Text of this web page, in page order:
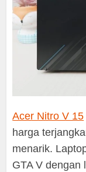
Acer Nitro V 15
harga
menarik.
GTA V dengan